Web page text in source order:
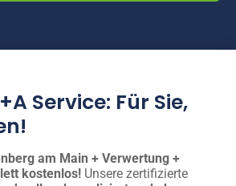
Service: Für Sie,
am Main + Verwertung +
kostenlos! Unsere zertifizierte